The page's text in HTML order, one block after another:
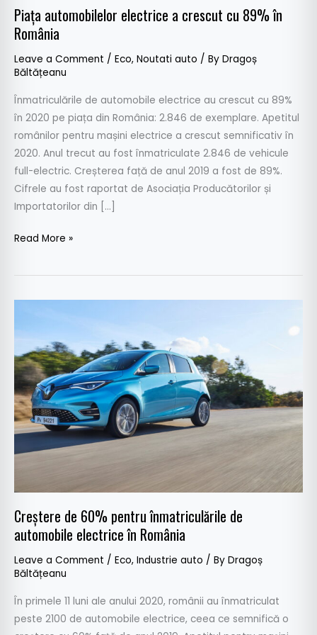
Piața automobilelor electrice a crescut cu 89% în
România
Leave a Comment / Eco, Noutati auto / By Dragoș
Băltățeanu
Înmatriculările de automobile electrice au crescut cu 89%
în 2020 pe piața din România: 2.846 de exemplare. Apetitul
românilor pentru mașini electrice a crescut semnificativ în
2020. Anul trecut au fost înmatriculate 2.846 de vehicule
full-electric. Creșterea față de anul 2019 a fost de 89%.
Cifrele au fost raportat de Asociația Producătorilor și
Importatorilor din […]
Read More »
Creștere de 60% pentru înmatriculările de
automobile electrice în România
Leave a Comment / Eco, Industrie auto / By Dragoș
Băltățeanu
În primele 11 luni ale anului 2020, românii au înmatriculat
peste 2100 de automobile electrice, ceea ce semnifică o
pentru
înmatriculările
de
automobile
electrice